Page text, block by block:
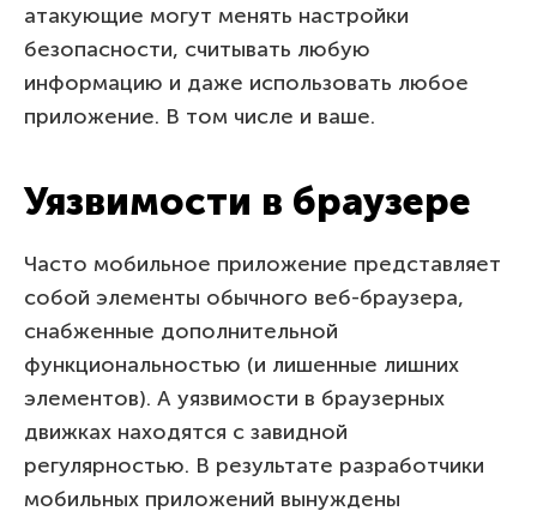
атакующие могут менять настройки
безопасности, считывать любую
информацию и даже использовать любое
приложение. В том числе и ваше.
Уязвимости в браузере
Часто мобильное приложение представляет
собой элементы обычного веб-браузера,
снабженные дополнительной
функциональностью (и лишенные лишних
элементов). А уязвимости в браузерных
движках находятся с завидной
регулярностью. В результате разработчики
мобильных приложений вынуждены